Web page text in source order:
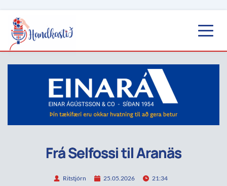
Frá Selfossi til Aranäs
Ritstjórn 25.05.2026 21:34